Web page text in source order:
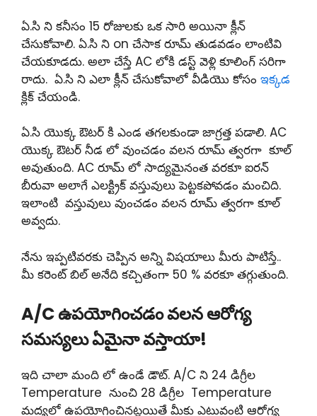
ఏ.సి ని కనీసం 15 రోజులకు ఒక సారి అయినా క్లీన్
చేసుకోవాలి. ఏ.సి ని on చేసాక రూమ్ తుడవడం లాంటివి
చేయకూడదు. అలా చేస్తే AC లోకి డస్ట్ వెళ్లి కూలింగ్ సరిగా
రాదు. ఏ.సి ని ఎలా క్లీన్ చేసుకోవాలో వీడియొ కోసం ఇక్కడ
క్లిక్ చేయండి.
ఏ.సి యొక్క ఔటర్ కి ఎండ తగలకుండా జాగ్రత్త పడాలి. AC
యొక్క ఔటర్ నీడ లో వుంచడం వలన రూమ్ త్వరగా కూల్
అవుతుంది. AC రూమ్ లో సాద్యమైనంత వరకూ ఐరన్
బీరువా అలాగే ఎలక్ట్రిక్ వస్తువులు పెట్టకపోవడం మంచిది.
ఇలాంటి వస్తువులు వుంచడం వలన రూమ్ త్వరగా కూల్
అవ్వదు.
నేను ఇప్పటివరకు చెప్పిన అన్ని విషయాలు మీరు పాటిస్తే..
మీ కరెంట్ బిల్ అనేది కచ్చితంగా 50 % వరకూ తగ్గుతుంది.
A/C ఉపయోగించడం వలన ఆరోగ్య
సమస్యలు ఏమైనా వస్తాయా!
ఇది చాలా మంది లో ఉండే డౌట్. A/C ని 24 డిగ్రీల
Temperature నుంచి 28 డిగ్రీల Temperature
మద్యలో ఉపయోగించినట్లయితే మీకు ఎటువంటి ఆరోగ్య